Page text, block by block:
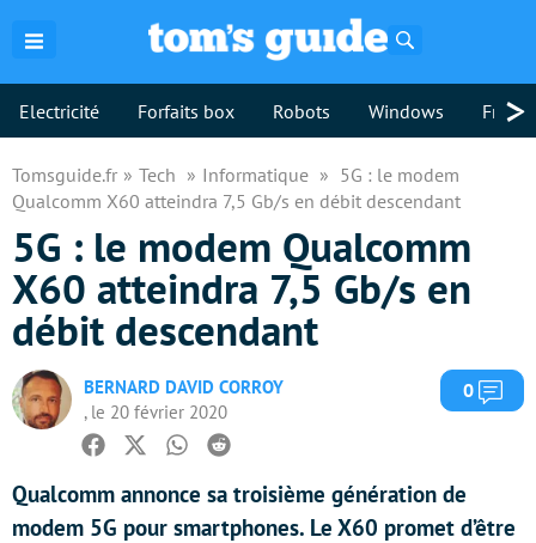
Electricité Forfaits box Robots Windows >
Tomsguide.fr Tech Informatique
5G : le modem
Qualcomm X60 atteindra 7,5 Gb/s en débit descendant
5G : le modem Qualcomm
X60 atteindra 7,5 Gb/s en
débit descendant
BERNARD DAVID CORROY
, le 20 février 2020
0
Facebook
TwitterWhatsapp
Reddit
Qualcomm annonce sa troisième génération de
modem 5G pour smartphones. Le X60 promet d’être